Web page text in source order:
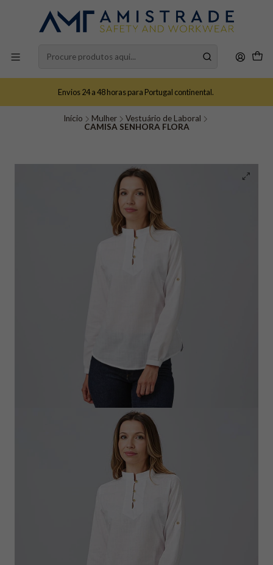
Envios 24 a 48 horas para Portugal continental.
Início Mulher
Vestuário de Laboral
CAMISA SENHORA FLORA